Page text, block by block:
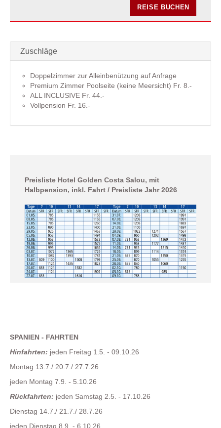
REISE BUCHEN
Zuschläge
Doppelzimmer zur Alleinbenützung auf Anfrage
Premium Zimmer Poolseite (keine Meersicht) Fr. 8.-
ALL INCLUSIVE Fr. 44.-
Vollpension Fr. 16.-
Preisliste Hotel Golden Costa Salou, mit
Halbpension, inkl. Fahrt / Preisliste Jahr 2026
SPANIEN - FAHRTEN
Hinfahrten: jeden Freitag 1.5. - 09.10.26
Montag 13.7./ 20.7./ 27.7.26
jeden Montag 7.9. - 5.10.26
Rückfahrten: jeden Samstag 2.5. - 17.10.26
Dienstag 14.7./ 21.7./ 28.7.26
jeden Dienstag 8.9. - 6.10.26